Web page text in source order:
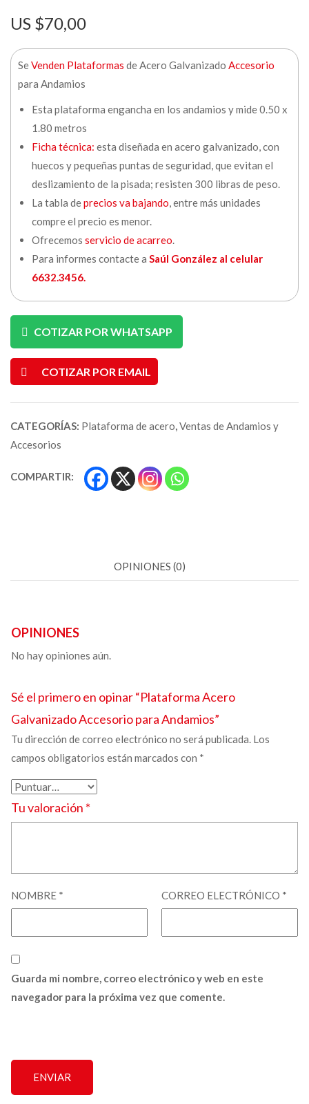
$70,00
SeVenden Plataformas de Acero Galvanizado Accesorio
para Andamios
Esta plataforma engancha en los andamios y mide 0.50 x
1.80 metros
Ficha técnica: esta diseñada en acero galvanizado, con
huecos y pequeñas puntas de seguridad, que evitan el
deslizamiento de la pisada; resisten 300 libras de peso.
La tabla deprecios va bajando, entre más unidades
compre el precio es menor.
Ofrecemos servicio de acarreo.
Para informes contacte a Saúl González al celular
6632.3456.
COTIZAR POR WHATSAPP
COTIZAR POR EMAIL
CATEGORÍAS: Plataforma de acero,Ventas de Andamios y
Accesorios
COMPARTIR:
OPINIONES (0)
OPINIONES
No hay opiniones aún.
Sé el primero en opinar “PlataformaAcero
GalvanizadoAccesoriopara Andamios”
Tu dirección de correo electrónico no será publicada. Los
campos obligatorios están marcados con *
Tu valoración *
NOMBRE * CORREO ELECTRÓNICO *
Guarda mi nombre, correo electrónico y web en este
navegador para la próxima vez que comente.